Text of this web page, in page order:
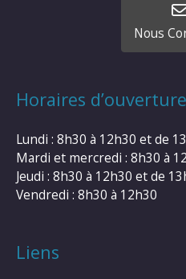
Nous
Horaires
Lundi : 8h30 à 12h30 et de
Mardi et mercredi : 8h30 à
Jeudi : 8h30 à 12h30 et de
Vendredi : 8h30 à 12h30
Liens